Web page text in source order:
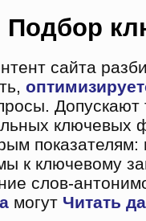
Подбор
сайта
Допускают
ключевых
показателям:
к ключевому
слов-
могут Читать